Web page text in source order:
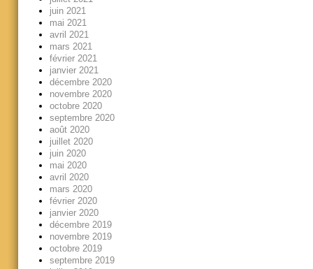
juin 2021
mai 2021
avril 2021
mars 2021
février 2021
janvier 2021
décembre 2020
novembre 2020
octobre 2020
septembre 2020
août 2020
juillet 2020
juin 2020
mai 2020
avril 2020
mars 2020
février 2020
janvier 2020
décembre 2019
novembre 2019
octobre 2019
septembre 2019